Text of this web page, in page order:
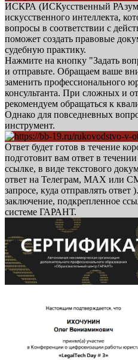
ИСКРА (ИСКусственный
искусственного интеллекта,
вопросы в соответствии с
поможет создать правовые
судебную практику.
Нажмите на кнопку "Задать
и отправьте. Обращаем ваше
заменить профессионального
консультанта. При сложных и
рекомендуем обращаться к
Однако для повседневных
инструмент.
Ответ будет готов в течение
подготовит вам ответ в
ссылке, в виде текстового
ответ на Телеграм, МАХ или
запросе, куда отправлять
заключение, подкрепленное
системе ГАРАНТ.